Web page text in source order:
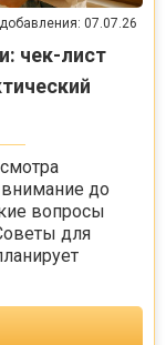
07.07.26
чек-лист
внимание до
вопросы
для